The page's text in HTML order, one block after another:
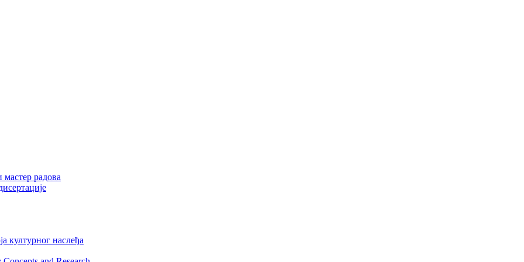
мастер радова
културног наслеђа